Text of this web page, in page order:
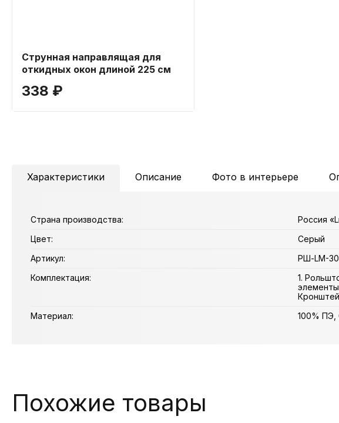
Струнная направлящая для
откидных окон длиной 225 см
338 ₽
Характеристики Описание Фото в интерьере
Страна производства:
Россия
Цвет:
Серый
Артикул:
РШ-LM-
Комплектация:
1.
Материал:
100% ПЭ,
Похожие товары